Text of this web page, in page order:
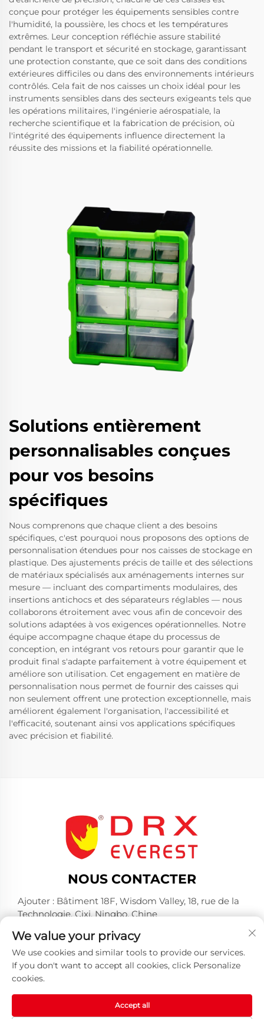
conçue pour protéger les équipements sensibles contre
l'humidité, la poussière, les chocs et les températures
extrêmes. Leur conception réfléchie assure stabilité
pendant le transport et sécurité en stockage, garantissant
une protection constante, que ce soit dans des conditions
extérieures difficiles ou dans des environnements intérieurs
contrôlés. Cela fait de nos caisses un choix idéal pour les
instruments sensibles dans des secteurs exigeants tels que
les opérations militaires, l'ingénierie aérospatiale, la
recherche scientifique et la fabrication de précision, où
l'intégrité des équipements influence directement la
réussite des missions et la fiabilité opérationnelle.
Solutions entièrement
personnalisables conçues
pour vos besoins
spécifiques
Nous comprenons que chaque client a des besoins
spécifiques, c'est pourquoi nous proposons des options de
personnalisation étendues pour nos caisses de stockage en
plastique. Des ajustements précis de taille et des sélections
de matériaux spécialisés aux aménagements internes sur
mesure — incluant des compartiments modulaires, des
insertions antichocs et des séparateurs réglables — nous
collaborons étroitement avec vous afin de concevoir des
solutions adaptées à vos exigences opérationnelles. Notre
équipe accompagne chaque étape du processus de
conception, en intégrant vos retours pour garantir que le
produit final s'adapte parfaitement à votre équipement et
améliore son utilisation. Cet engagement en matière de
personnalisation nous permet de fournir des caisses qui
non seulement offrent une protection exceptionnelle, mais
améliorent également l'organisation, l'accessibilité et
l'efficacité, soutenant ainsi vos applications spécifiques
avec précision et fiabilité.
NOUS CONTACTER
Ajouter : Bâtiment 18F, Wisdom Valley, 18, rue de la
Technologie, Cixi, Ningbo, Chine
Tél. : +86-574-23660321
E-mail :[email protected]
We value your privacy
We use cookies and similar tools to provide our services.
If you don't want to accept all cookies, click Personalize
cookies.
Accept all